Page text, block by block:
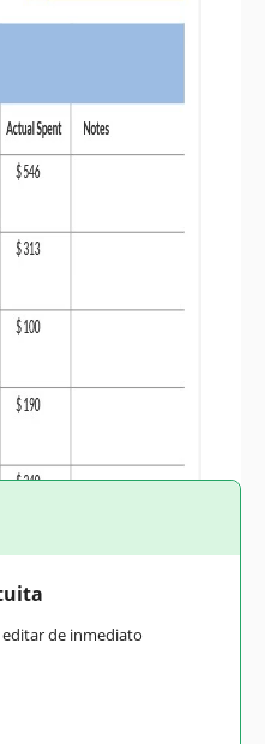
esta plantilla
Plantillas
Simple Presupuesto Plantillas
y necesitas calcular
de presupuesto mensual
la información necesaria
ya preparados y calcular el
Google Slides para trabajar
de inmediato